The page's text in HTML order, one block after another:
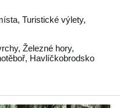
Turistické výlety,
, Železné hory,
, Havlíčkobrodsko